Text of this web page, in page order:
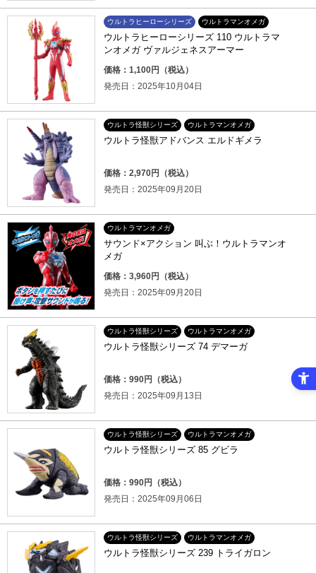
ウルトラヒーローシリーズ ウルトラマンオメガ
ウルトラヒーローシリーズ 110 ウルトラマ
ンオメガ ヴァルジェネスアーマー
価格：1,100円（税込）
発売日：2025年10月04日
ウルトラ怪獣シリーズ ウルトラマンオメガ
ウルトラ怪獣アドバンス エルドギメラ
価格：2,970円（税込）
発売日：2025年09月20日
ウルトラマンオメガ
サウンド×アクション 叫ぶ！ウルトラマンオ
メガ
価格：3,960円（税込）
発売日：2025年09月20日
ウルトラ怪獣シリーズ ウルトラマンオメガ
ウルトラ怪獣シリーズ 74 デマーガ
価格：990円（税込）
発売日：2025年09月13日
ウルトラ怪獣シリーズ ウルトラマンオメガ
ウルトラ怪獣シリーズ 85 グビラ
価格：990円（税込）
発売日：2025年09月06日
ウルトラ怪獣シリーズ ウルトラマンオメガ
ウルトラ怪獣シリーズ 239 トライガロン